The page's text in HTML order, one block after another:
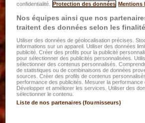
confidentialité. Protection des données Mentions
Nos équipes ainsi que nos
traitent des données selon les
Utiliser des données de géolocalisation précises.
informations sur un appareil. Utiliser des données
publicité. Créer des profils pour la publicité
pour sélectionner des publicités personnalisées.
sélectionner des contenus personnalisés.
de statistiques ou de combinaisons de données
sources. Créer des profils de contenus
performance des publicités. Mesurer la performance
Développer et améliorer les services. Utiliser des
sélectionner le contenu.
Liste de nos partenaires (fournisseurs)